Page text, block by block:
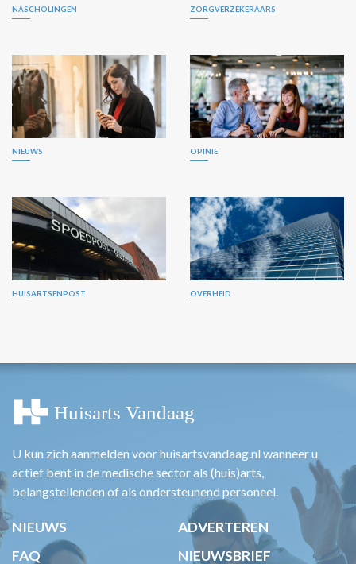
NASCHOLINGEN ZORGVERZEKERAARS
NIEUWS OPINIE
HUISARTSENPOST OVERHEID
U kun zich aanmelden voor huisartsvandaag.nl wanneer u
actief bent in de medische sector als (huis)arts,
belangstellenden of als ondersteunend personeel.
NIEUWS
ADVERTEREN
FAQ
NIEUWSBRIEF